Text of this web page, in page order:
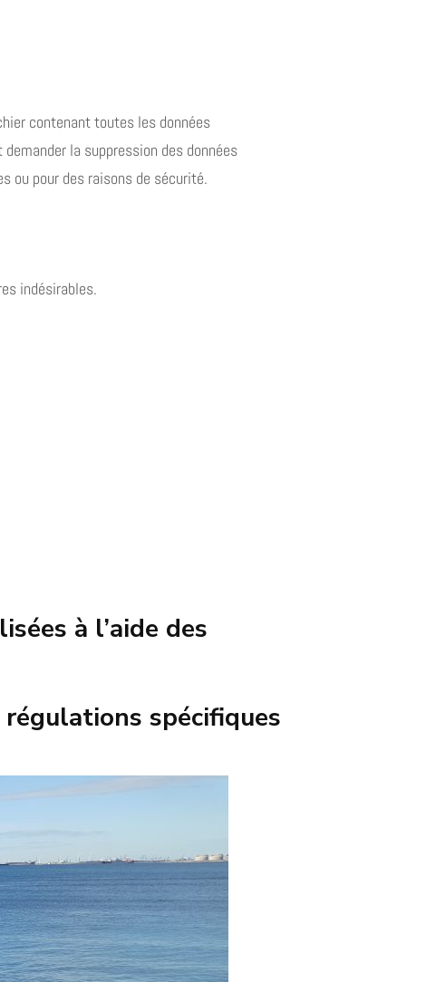
contenant toutes les données
la suppression des données
ou pour des raisons de sécurité.
indésirables.
à l’aide des
spécifiques